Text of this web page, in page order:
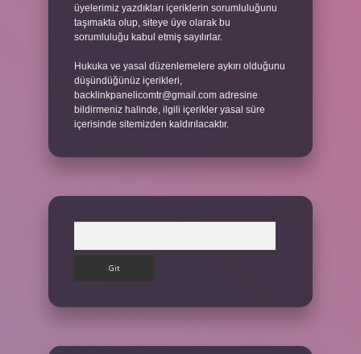
üyelerimiz yazdıkları içeriklerin sorumluluğunu
taşımakta olup, siteye üye olarak bu
sorumluluğu kabul etmiş sayılırlar.
Hukuka ve yasal düzenlemelere aykırı olduğunu
düşündüğünüz içerikleri,
backlinkpanelicomtr@gmail.com adresine
bildirmeniz halinde, ilgili içerikler yasal süre
içerisinde sitemizden kaldırılacaktır.